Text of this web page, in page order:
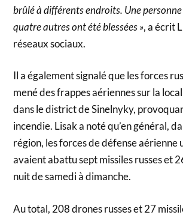
brûlé à différents endroits. Une personne
quatre autres ont été blessées », a écrit
réseaux sociaux.
Il a également signalé que les forces
mené des frappes aériennes sur la
dans le district de Sinelnyky,
incendie. Lisak a noté qu’en général,
région, les forces de défense aérienne
avaient abattu sept missiles russes et
nuit de samedi à dimanche.
Au total, 208 drones russes et 27